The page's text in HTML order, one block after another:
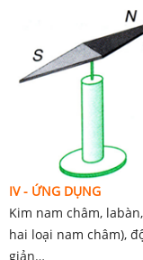
IV - ỨNG DỤNG
Kim nam châm,
hai loại nam châm),
giản…